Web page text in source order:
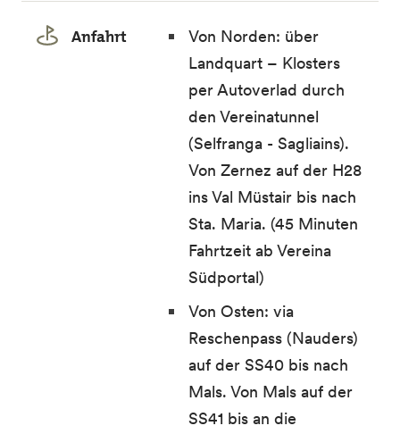
Anfahrt
Von Norden: über
Landquart – Klosters
per Autoverlad durch
den Vereinatunnel
(Selfranga - Sagliains).
Von Zernez auf der H28
ins Val Müstair bis nach
Sta. Maria. (45 Minuten
Fahrtzeit ab Vereina
Südportal)
Von Osten: via
Reschenpass (Nauders)
auf der SS40 bis nach
Mals. Von Mals auf der
SS41 bis an die